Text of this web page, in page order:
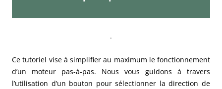
.
Ce tutoriel vise à simplifier au maximum le fonctionnement
d’un moteur pas-à-pas. Nous vous guidons à travers
l’utilisation d’un bouton pour sélectionner la direction de